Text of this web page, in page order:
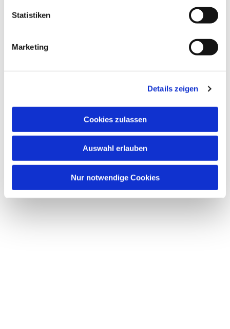
Statistiken
Marketing
Details zeigen
Cookies zulassen
Auswahl erlauben
Nur notwendige Cookies
interessieren